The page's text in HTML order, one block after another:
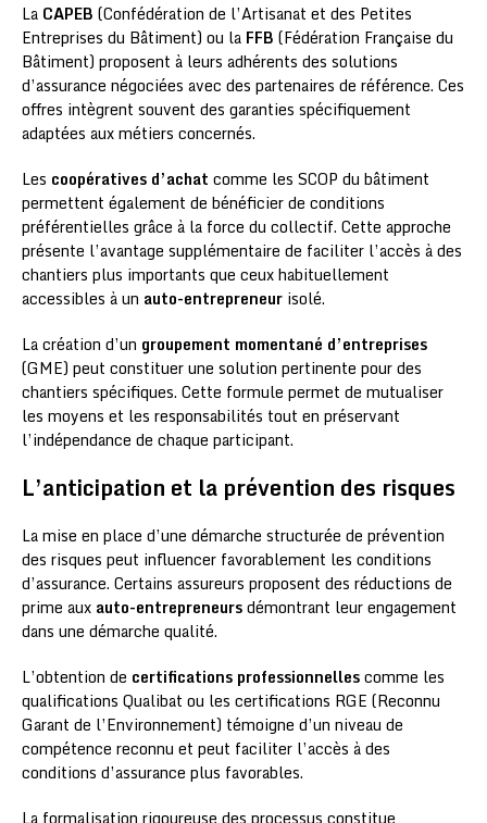
La CAPEB (Confédération de l’Artisanat et des Petites
Entreprises du Bâtiment) ou la FFB (Fédération Française du
Bâtiment) proposent à leurs adhérents des solutions
d’assurance négociées avec des partenaires de référence. Ces
offres intègrent souvent des garanties spécifiquement
adaptées aux métiers concernés.
Les coopératives d’achat comme les SCOP du bâtiment
permettent également de bénéficier de conditions
préférentielles grâce à la force du collectif. Cette approche
présente l’avantage supplémentaire de faciliter l’accès à des
chantiers plus importants que ceux habituellement
accessibles à un auto-entrepreneur isolé.
La création d’un groupement momentané d’entreprises
(GME) peut constituer une solution pertinente pour des
chantiers spécifiques. Cette formule permet de mutualiser
les moyens et les responsabilités tout en préservant
l’indépendance de chaque participant.
L’anticipation et la prévention des risques
La mise en place d’une démarche structurée de prévention
des risques peut influencer favorablement les conditions
d’assurance. Certains assureurs proposent des réductions de
prime aux auto-entrepreneursdémontrant leur engagement
dans une démarche qualité.
L’obtention de certifications professionnellescomme les
qualifications Qualibat ou les certifications RGE (Reconnu
Garant de l’Environnement) témoigne d’un niveau de
compétence reconnu et peut faciliter l’accès à des
conditions d’assurance plus favorables.